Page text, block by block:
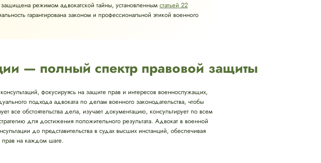
режимом адвокатской тайны, установленным статьей 22
гарантирована законом и профессиональной этикой военного
— полный спектр правовой защиты
фокусируясь на защите прав и интересов военнослужащих,
подхода адвоката по делам военного законодательства, чтобы
все обстоятельства дела, изучает документацию, консультирует по всем
для достижения положительного результата. Адвокат в военной
до представительства в судах высших инстанций, обеспечивая
на каждом шаге.